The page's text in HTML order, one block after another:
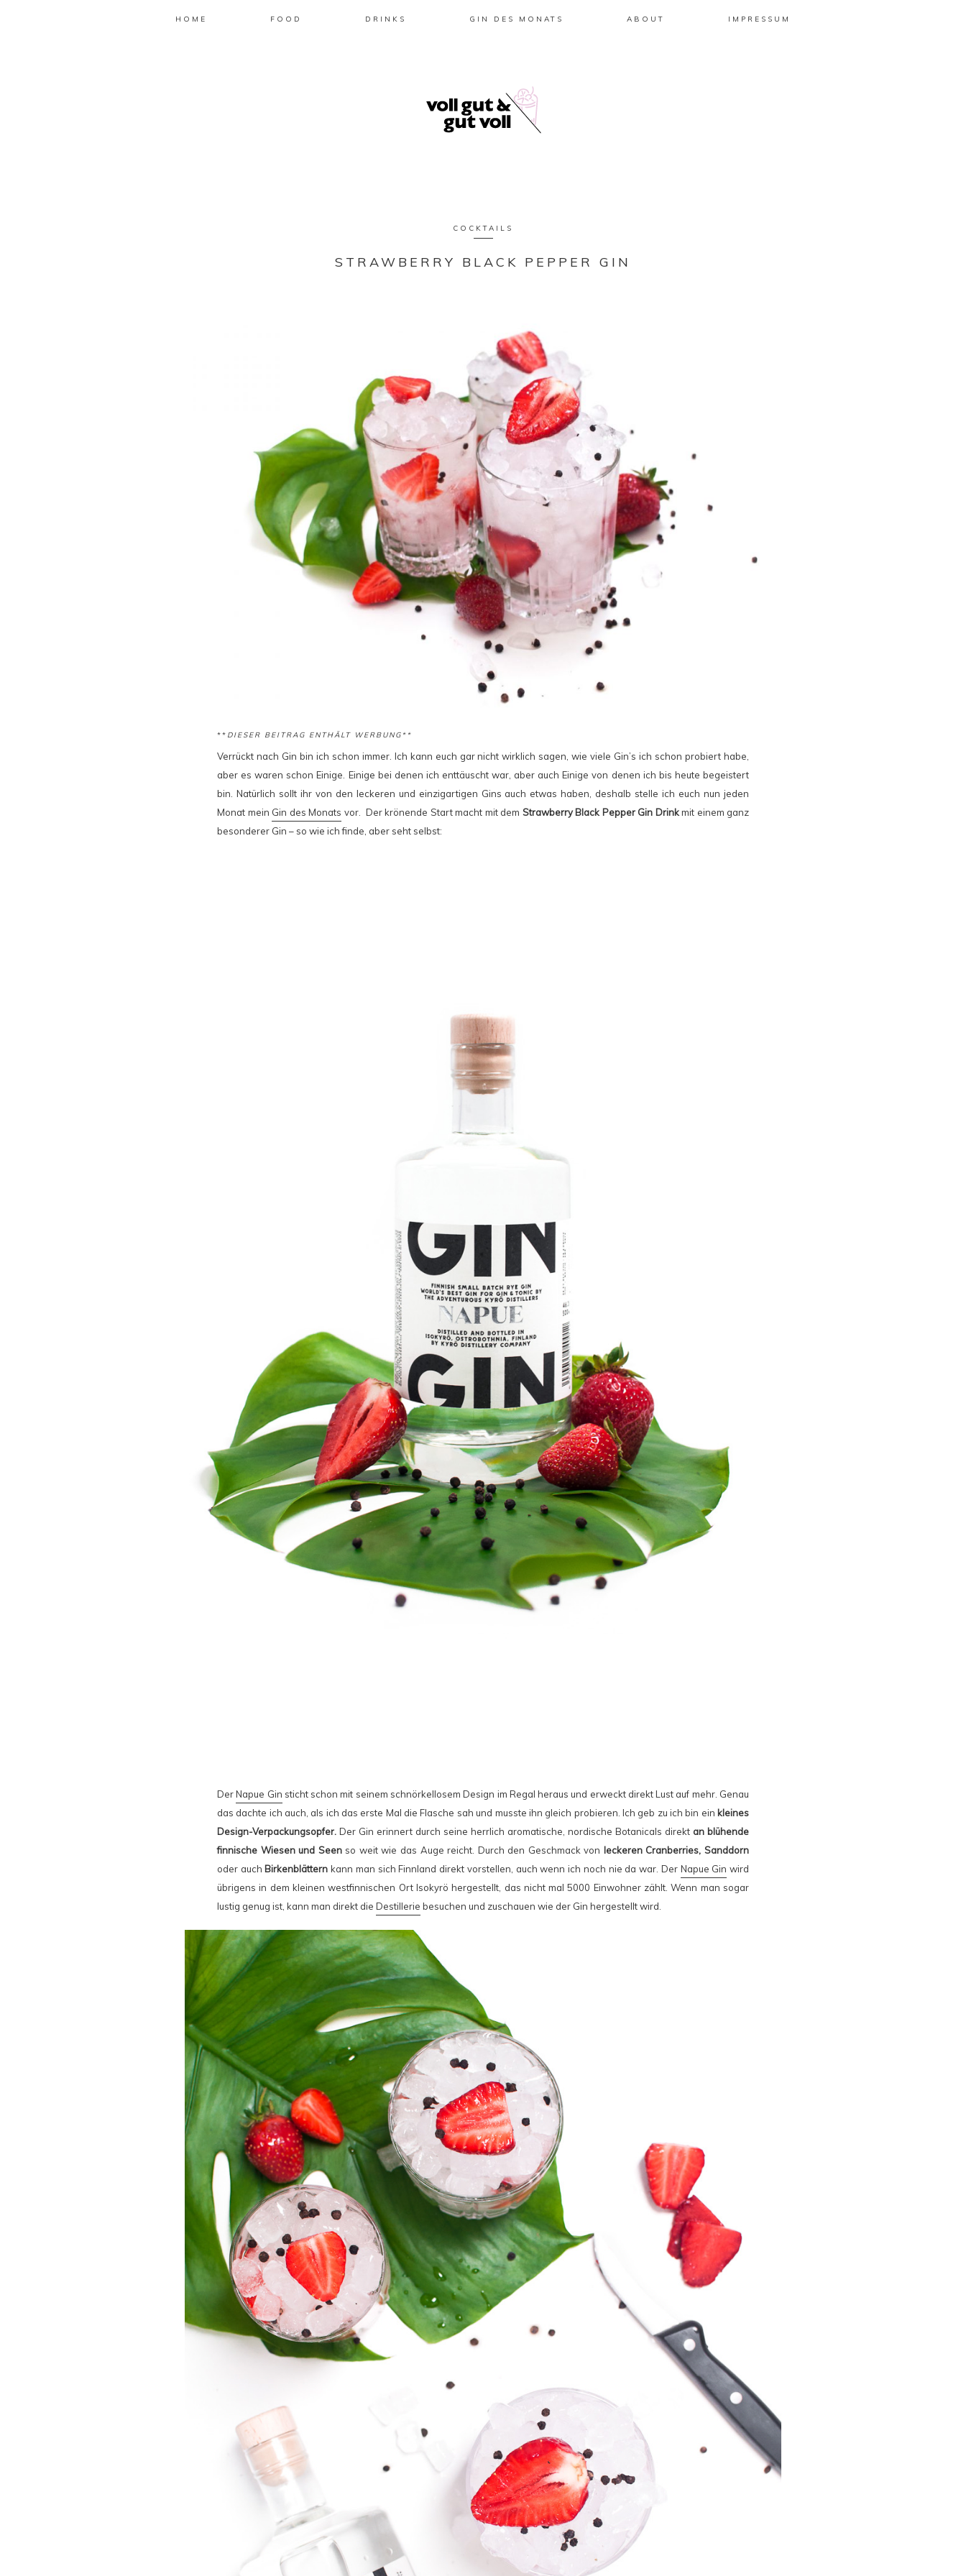
HOME FOOD DRINKS GIN DES MONATS ABOUT IMPRESSUM
COCKTAILS
STRAWBERRY BLACK PEPPER GIN
** DIESER BEITRAG ENTHÄLT WERBUNG**
Verrückt nach Gin bin ich schon immer. Ich kann euch gar nicht wirklich sagen, wie viele Gin’s ich schon probiert habe,
aber es waren schon Einige. Einige bei denen ich enttäuscht war, aber auch Einige von denen ich bis heute begeistert
bin. Natürlich sollt ihr von den leckeren und einzigartigen Gins auch etwas haben, deshalb stelle ich euch nun jeden
Monat mein Gin des Monats vor. Der krönende Start macht mit dem Strawberry Black Pepper Gin Drinkmit einem ganz
besonderer Gin – so wie ich finde, aber seht selbst:
DerNapue Gin sticht schon mit seinem schnörkellosem Design im Regal heraus und erweckt direkt Lust auf mehr. Genau
das dachte ich auch, als ich das erste Mal die Flasche sah und musste ihn gleich probieren. Ich geb zu ich bin ein kleines
Design-Verpackungsopfer. Der Gin erinnert durch seine herrlich aromatische, nordische Botanicals direkt an blühende
finnische Wiesen und Seenso weit wie das Auge reicht. Durch den Geschmack von leckeren Cranberries, Sanddorn
oder auch Birkenblättern kann man sich Finnland direkt vorstellen, auch wenn ich noch nie da war. Der Napue Gin wird
übrigens in dem kleinen westfinnischen Ort Isokyrö hergestellt, das nicht mal 5000 Einwohner zählt. Wenn man sogar
lustig genug ist, kann man direkt die Destillerie besuchen und zuschauen wie der Gin hergestellt wird.